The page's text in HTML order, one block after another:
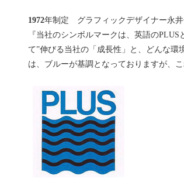
1972年制定 グラフィックデザイナー永井
『当社のシンボルマークは、英語の
て”伸びる当社の「成長性」と、どんな
は、ブルーが基調となっておりますが、